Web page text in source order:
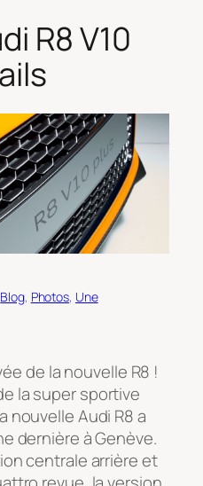
R8 V10
Blog, Photos, Une
de la nouvelle R8 !
la super sportive
nouvelle Audi R8 a
dernière à Genève.
centrale arrière et